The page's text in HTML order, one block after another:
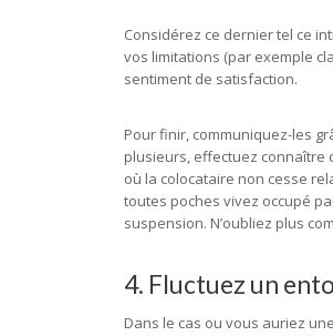
Considérez ce dernier tel ce
vos limitations (par exemple
sentiment de satisfaction.
Pour finir, communiquez-les
plusieurs, effectuez connaître
où la colocataire non cesse
toutes poches vivez occupé
suspension. N’oubliez plus
4. Fluctuez un
Dans le cas ou vous auriez